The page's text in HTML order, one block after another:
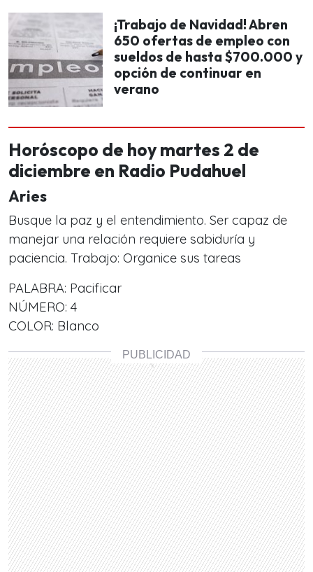
¡Trabajo de Navidad! Abren
650 ofertas de empleo con
sueldos de hasta $700.000 y
opción de continuar en
verano
Horóscopo de hoy martes 2 de
diciembre en Radio Pudahuel
Aries
Busque la paz y el entendimiento. Ser capaz de
manejar una relación requiere sabiduría y
paciencia. Trabajo: Organice sus tareas
PALABRA: Pacificar
NÚMERO: 4
COLOR: Blanco